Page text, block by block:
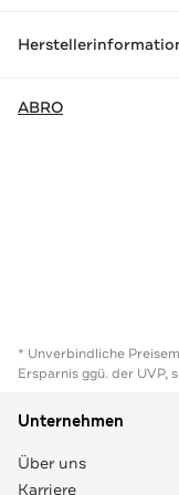
ABRO
* Unverbindliche
Ersparnis ggü. der UVP,
Unternehmen
Über uns
Karriere